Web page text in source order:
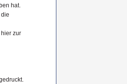
hat.
zur